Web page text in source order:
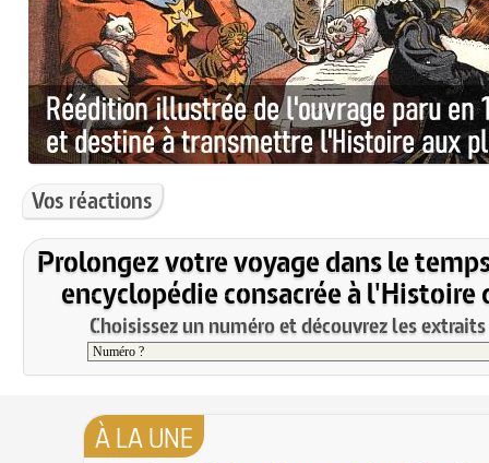
Vos réactions
Prolongez votre voyage dans le
encyclopédie consacrée à l'Histoire
Choisissez un numéro et découvrez les
À LA UNE